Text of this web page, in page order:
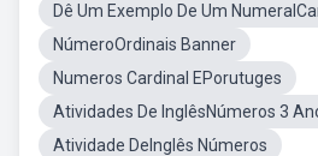
Dê Um Exemplo De Um
NúmeroOrdinais Banner
Numeros Cardinal EPorutuges
Atividades De InglêsNúmeros 3
Atividade DeInglês Números